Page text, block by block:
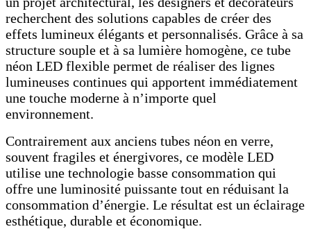
recherchent des solutions capables de créer des
effets lumineux élégants et personnalisés. Grâce à sa
structure souple et à sa lumière homogène, ce tube
néon LED flexible permet de réaliser des lignes
lumineuses continues qui apportent immédiatement
une touche moderne à n’importe quel
environnement.
Contrairement aux anciens tubes néon en verre,
souvent fragiles et énergivores, ce modèle LED
utilise une technologie basse consommation qui
offre une luminosité puissante tout en réduisant la
consommation d’énergie. Le résultat est un éclairage
esthétique, durable et économique.